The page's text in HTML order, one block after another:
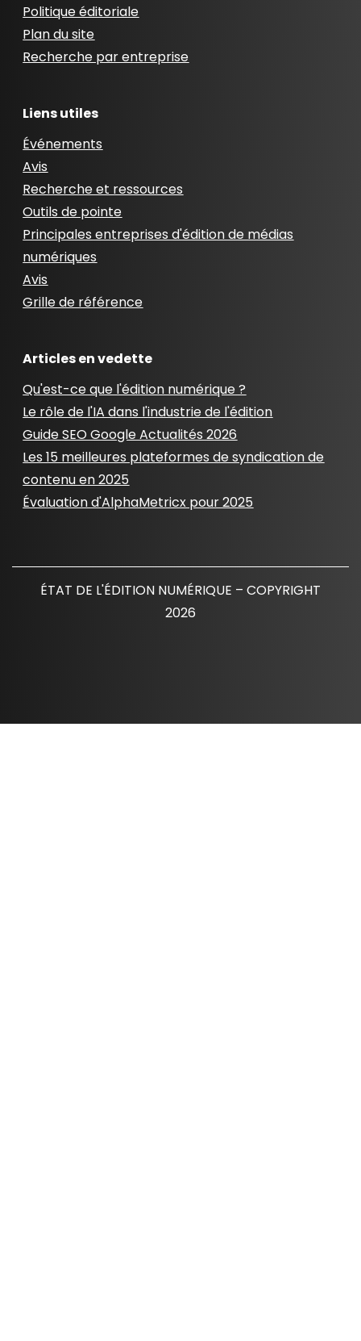
Politique éditoriale
Plan du site
Recherche par entreprise
Liens utiles
Événements
Avis
Recherche et ressources
Outils de pointe
Principales entreprises d'édition de médias
numériques
Avis
Grille de référence
Articles en vedette
Qu'est-ce que l'édition numérique ?
Le rôle de l'IA dans l'industrie de l'édition
Guide SEO Google Actualités 2026
Les 15 meilleures plateformes de syndication de
contenu en 2025
Évaluation d'AlphaMetricx pour 2025
ÉTAT DE L'ÉDITION NUMÉRIQUE – COPYRIGHT
2026